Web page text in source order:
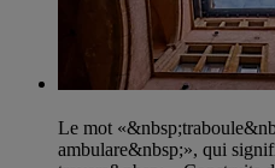
Le mot
ambulare&nbsp;», qui